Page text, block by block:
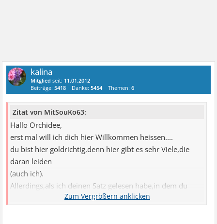
kalina
Mitglied seit: 11.01.2012
Beiträge:5418 Danke:5454 Themen:6
Zitat von MitSouKo63:
Hallo Orchidee,
erst mal will ich dich hier Willkommen heissen....
du bist hier goldrichtig,denn hier gibt es sehr Viele,die
daran leiden
(auch ich).
Allerdings,als ich deinen Satz gelesen habe,in dem du
geschrieben hast: